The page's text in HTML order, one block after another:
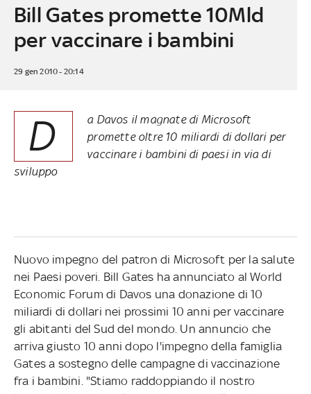
Bill Gates promette 10Mld
per vaccinare i bambini
29 gen 2010 - 20:14
D
a Davos il magnate di Microsoft
promette oltre 10 miliardi di dollari per
vaccinare i bambini di paesi in via di
sviluppo
Nuovo impegno del patron di Microsoft per la salute
nei Paesi poveri. Bill Gates ha annunciato al World
Economic Forum di Davos una donazione di 10
miliardi di dollari nei prossimi 10 anni per vaccinare
gli abitanti del Sud del mondo. Un annuncio che
arriva giusto 10 anni dopo l'impegno della famiglia
Gates a sostegno delle campagne di vaccinazione
fra i bambini. "Stiamo raddoppiando il nostro